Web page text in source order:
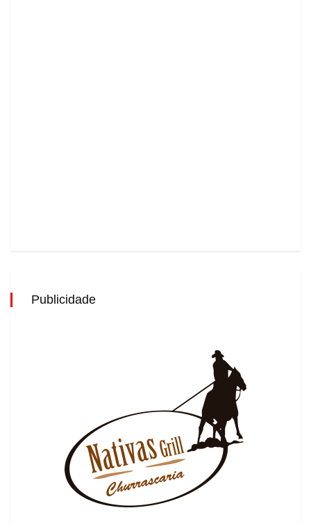
Publicidade